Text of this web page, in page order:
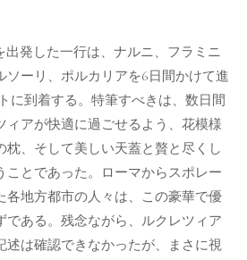
出発した一行は、ナルニ、フラミニ
ソーリ、ポルカリアを6日間かけて進
に到着する。特筆すべきは、数日間
ィアが快適に過ごせるよう、花模様
枕、そして美しい天蓋と贅と尽くし
ことであった。ローマからスポレー
各地方都市の人々は、この豪華で優
である。残念ながら、ルクレツィア
述は確認できなかったが、まさに視